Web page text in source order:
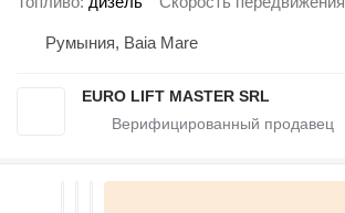
Румыния, Baia Mare
EURO LIFT MASTER SRL